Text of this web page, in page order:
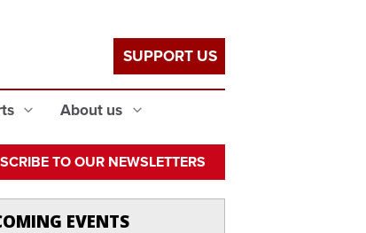
About us
SUPPORT US
TO OUR NEWSLETTERS
EVENTS